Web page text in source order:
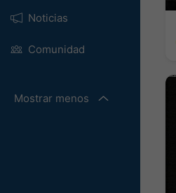
Noticias
Comunidad
Mostrar menos